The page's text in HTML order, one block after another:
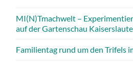
MI(N)Tmachwelt –
auf der Gartenschau
Familientag rund um den Trifels